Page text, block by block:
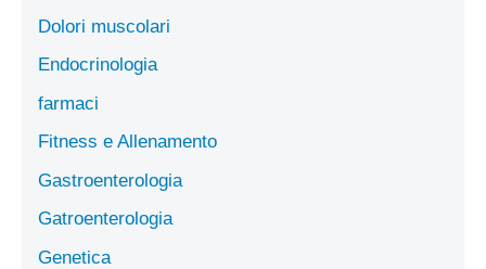
Dolori muscolari
Endocrinologia
farmaci
Fitness e Allenamento
Gastroenterologia
Gatroenterologia
Genetica